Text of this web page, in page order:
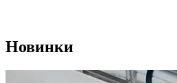
Новинки